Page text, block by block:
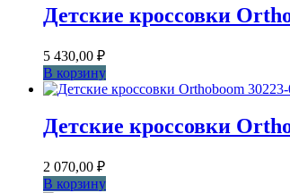
Детские кроссовки
5 430,00 ₽
В корзину
Детские кроссовки
2 070,00 ₽
В корзину